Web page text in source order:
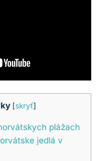
[skryť]
plážach
jedlá v